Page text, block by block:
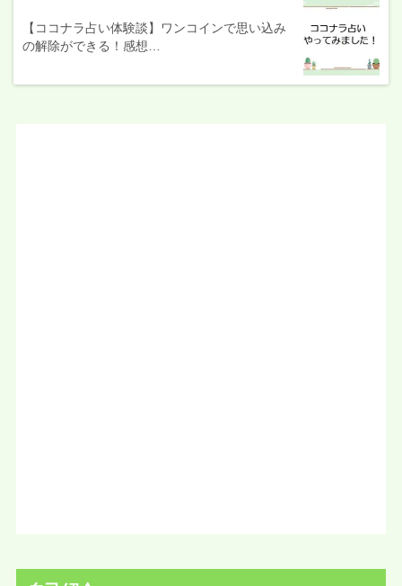
【ココナラ占い体験談】ワンコインで思い込み
の解除ができる！感想…